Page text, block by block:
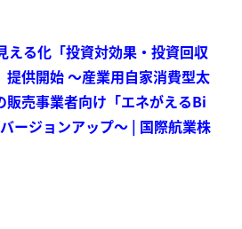
える化「投資対効果・投資回収
提供開始 ～産業用自家消費型太
販売事業者向け「エネがえるBi
ージョンアップ～ | 国際航業株